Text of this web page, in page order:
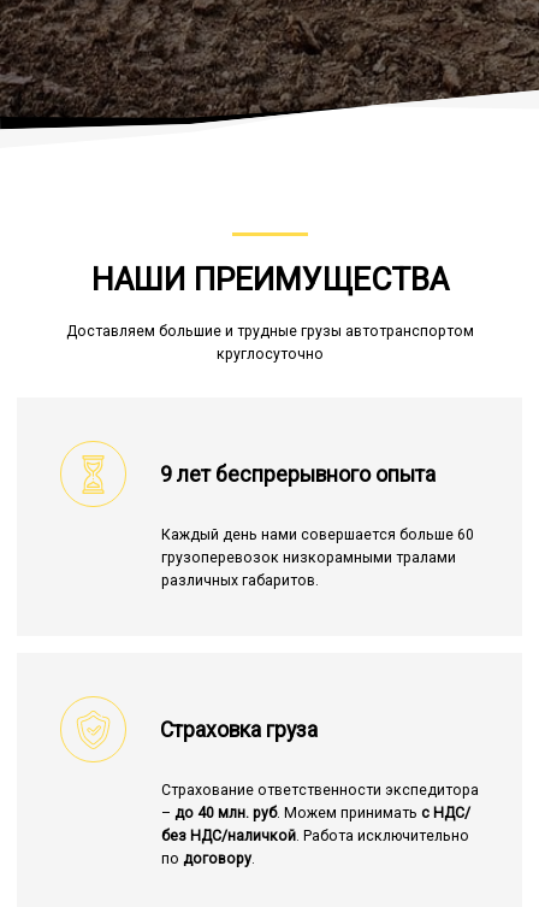
НАШИ ПРЕИМУЩЕСТВА
Доставляем большие и трудные грузы автотранспортом
круглосуточно
9 лет беспрерывного опыта
Каждый день нами совершается больше 60
грузоперевозок низкорамными тралами
различных габаритов.
Страховка груза
Страхование ответственности экспедитора
– до 40 млн. руб. Можем принимать с НДС/
без НДС/наличкой. Работа исключительно
по договору.